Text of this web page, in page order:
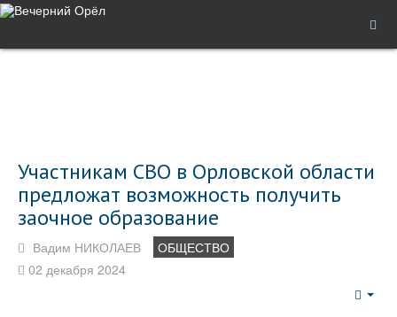
Участникам СВО в Орловской области
предложат возможность получить
заочное образование
Вадим НИКОЛАЕВ
ОБЩЕСТВО
02 декабря 2024